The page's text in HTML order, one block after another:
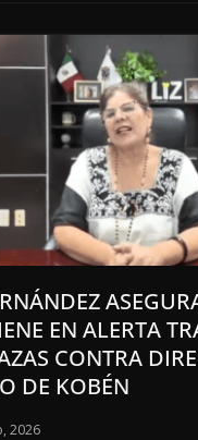
EN ALERTA
CONTRA
DE KOBÉN
2026